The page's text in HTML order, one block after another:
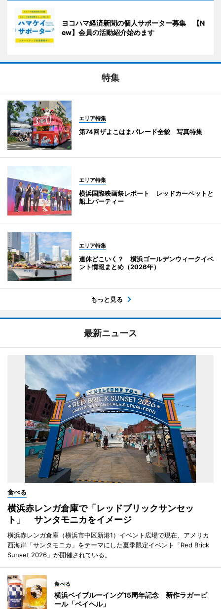
ヨコハマ経済新聞の個人サポーター募集 【N
ew】会員の活動紹介始めます
特集
エリア特集
第74回ザよこはまパレード全貌 写真特集
エリア特集
横浜国際映画祭レポート レッドカーペットと
船上パーティー
エリア特集
連休どこいく？ 横浜ゴールデンウィークイベ
ント情報まとめ（2026年）
もっと見る
最新ニュース
食べる
横浜赤レンガ倉庫で「レッドブリックサンセッ
ト」 サンタモニカをイメージ
横浜赤レンガ倉庫（横浜市中区新港1）イベント広場で現在、アメリカ
西海岸「サンタモニカ」をテーマにした夏季限定イベント「Red Brick
Sunset 2026」が開催されている。
食べる
横浜ベイブルーイング15周年記念 新作ラガービ
ール「ベイヘル」